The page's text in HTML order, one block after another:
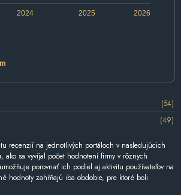
2024 2026
2025
(54)
(49)
recenzií na jednotlivých portáloch v nasledujúcich
sa vyvíjal počet hodnotení firmy v rôznych
porovnať ich podiel aj aktivitu používateľov na
hodnoty zahŕňajú iba obdobie, pre ktoré boli